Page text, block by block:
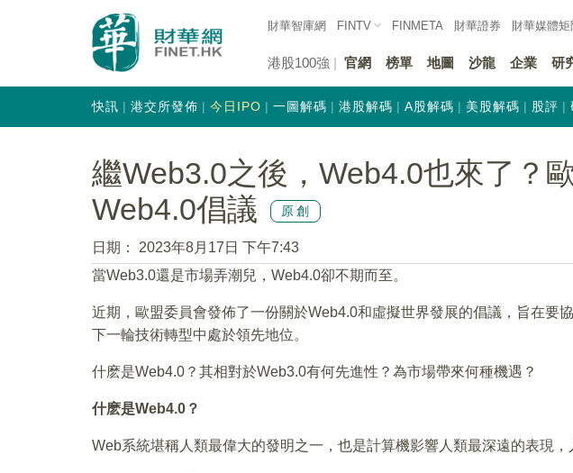
財華智庫網 FINTV FINMETA 財華證券 財華媒體矩
港股100強 官網 榜單 地圖 沙龍 企業 研
快訊 港交所發佈 今日IPO 一圖解碼 港股解碼 A股解碼 美股解碼 股評
繼Web3.0之後，Web4.0也來了？
Web4.0倡議
原創
日期：
2023年8月17日 下午7:43
當Web3.0還是市場弄潮兒，Web4.0卻不期而至。
近期，歐盟委員會發佈了一份關於Web4.0和虛擬世界發展的倡議，旨在要
下一輪技術轉型中處於領先地位。
什麽是Web4.0？其相對於Web3.0有何先進性？為市場帶來何種機遇？
什麽是Web4.0？
Web系統堪稱人類最偉大的發明之一，也是計算機影響人類最深遠的表現，